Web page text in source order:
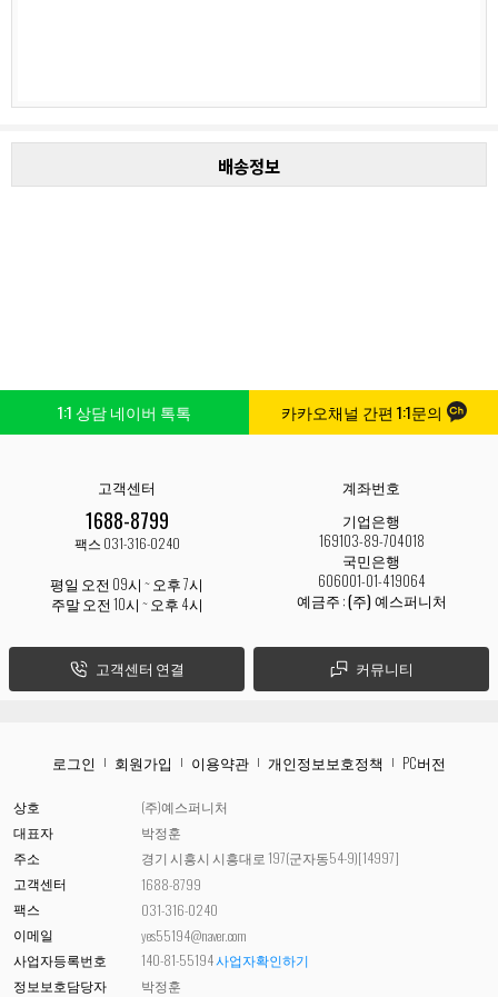
배송정보
1:1 상담 네이버 톡톡 카카오채널 간편 1:1문의
고객센터
1688-8799
팩스 031-316-0240
평일 오전 09시 ~ 오후 7시
주말 오전 10시 ~ 오후 4시
고객센터 연결
계좌번호
기업은행
169103-89-704018
국민은행
606001-01-419064
예금주 :(주) 예스퍼니처
커뮤니티
로그인 회원가입 이용약관 개인정보보호정책 PC버전
상호
(주)예스퍼니처
대표자
박정훈
주소
경기 시흥시 시흥대로 197(군자동54-9)[14997]
고객센터
1688-8799
팩스
031-316-0240
이메일
yes55194@naver.com
사업자등록번호
140-81-55194사업자확인하기
정보보호담당자
박정훈